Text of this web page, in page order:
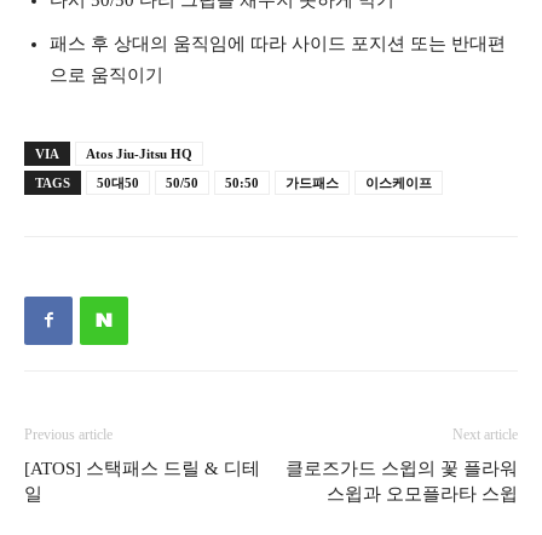
패스 후 상대의 움직임에 따라 사이드 포지션 또는 반대편
으로 움직이기
VIA
Atos Jiu-Jitsu HQ
TAGS
50대50 50/50 50:50 가드패스 이스케이프
Previous article
[ATOS] 스택패스 드릴 & 디테
일
Next article
클로즈가드 스윕의 꽃 플라워
스윕과 오모플라타 스윕